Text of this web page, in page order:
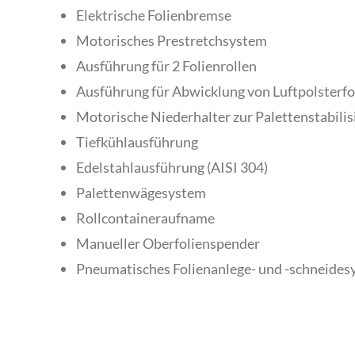
Elektrische Folienbremse
Motorisches Prestretchsystem
Ausführung für 2 Folienrollen
Ausführung für Abwicklung von
Motorische Niederhalter zur
Tiefkühlausführung
Edelstahlausführung (AISI 304)
Palettenwägesystem
Rollcontaineraufname
Manueller Oberfolienspender
Pneumatisches Folienanlege- und -